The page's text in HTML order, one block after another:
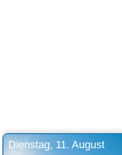
Dienstag, 11. August